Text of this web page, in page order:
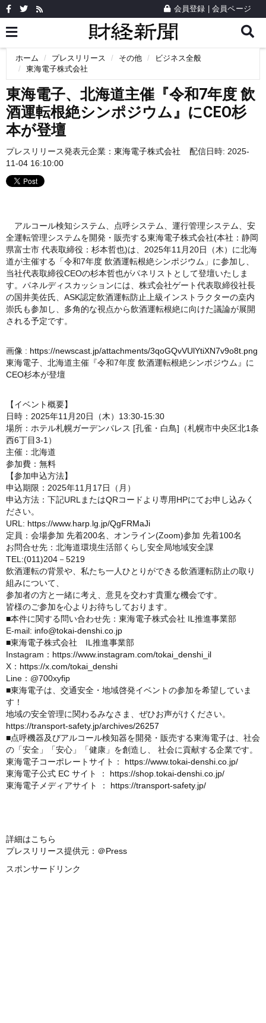
会員登録 会員ページ
ホーム プレスリリース その他
ビジネス全般
東海電子株式会社
東海電子、北海道主催『令和7年度 飲
酒運転根絶シンポジウム』にCEO杉
本が登壇
プレスリリース発表元企業： 東海電子株式会社
配信日時: 2025-
11-04 16:10:00
アルコール検知システム、点呼システム、運行管理システム、安
全運転管理システムを開発・販売する東海電子株式会社(本社：静岡
県富士市 代表取締役：杉本哲也)は、2025年11月20日（木）に北海
道が主催する「令和7年度 飲酒運転根絶シンポジウム」に参加し、
当社代表取締役CEOの杉本哲也がパネリストとして登壇いたしま
す。パネルディスカッションには、株式会社ゲート代表取締役社長
の国井美佐氏、ASK認定飲酒運転防止上級インストラクターの桒内
崇氏も参加し、多角的な視点から飲酒運転根絶に向けた議論が展開
される予定です。
画像 : https://newscast.jp/attachments/3qoGQvVUlYtiXN7v9o8t.png
東海電子、北海道主催『令和7年度 飲酒運転根絶シンポジウム』に
CEO杉本が登壇
【イベント概要】
日時：2025年11月20日（木）13:30-15:30
場所：ホテル札幌ガーデンパレス [孔雀・白鳥]（札幌市中央区北1条
西6丁目3-1）
主催：北海道
参加費：無料
【参加申込方法】
申込期限：2025年11月17日（月）
申込方法：下記URLまたはQRコードより専用HPにてお申し込みく
ださい。
URL: https://www.harp.lg.jp/QgFRMaJi
定員：会場参加 先着200名、オンライン(Zoom)参加 先着100名
お問合せ先：北海道環境生活部くらし安全局地域安全課
TEL:(011)204－5219
飲酒運転の背景や、私たち一人ひとりができる飲酒運転防止の取り
組みについて、
参加者の方と一緒に考え、意見を交わす貴重な機会です。
皆様のご参加を心よりお待ちしております。
■本件に関する問い合わせ先：東海電子株式会社 IL推進事業部
E-mail: info@tokai-denshi.co.jp
■東海電子株式会社 IL推進事業部
Instagram： https://www.instagram.com/tokai_denshi_il
X： https://x.com/tokai_denshi
Line：@700xyfip
■東海電子は、交通安全・地域啓発イベントの参加を希望していま
す！
地域の安全管理に関わるみなさま、ぜひお声がけください。
https://transport-safety.jp/archives/26257
■点呼機器及びアルコール検知器を開発・販売する東海電子は、社会
の「安全」「安心」「健康」を創造し、 社会に貢献する企業です。
東海電子コーポレートサイト： https://www.tokai-denshi.co.jp/
東海電子公式 EC サイト ： https://shop.tokai-denshi.co.jp/
東海電子メディアサイト ： https://transport-safety.jp/
詳細はこちら
プレスリリース提供元：＠Press
スポンサードリンク